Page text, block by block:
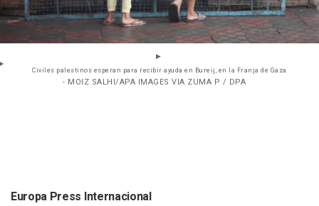
Civiles palestinos esperan para recibir ayuda en Bureij, en la Franja de Gaza
- MOIZ SALHI/APA IMAGES VIA ZUMA P / DPA
Europa Press Internacional